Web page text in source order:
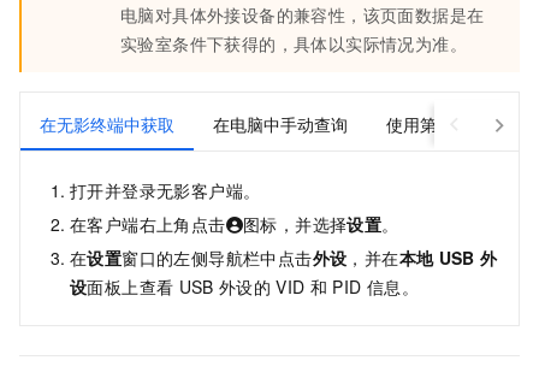
电脑对具体外接设备的兼容性，该页面数据是在
实验室条件下获得的，具体以实际情况为准。
在无影终端中获取 在电脑中手动查询 使用第三方工具查询
打开并登录无影客户端。
在客户端右上角点击
图标，并选择设置。
在设置窗口的左侧导航栏中点击外设 ，并在本地 USB 外
设面板上查看 USB 外设的 VID 和 PID 信息。